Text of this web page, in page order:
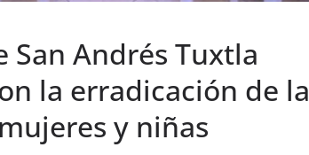
Andrés Tuxtla
la erradicación de la
y niñas